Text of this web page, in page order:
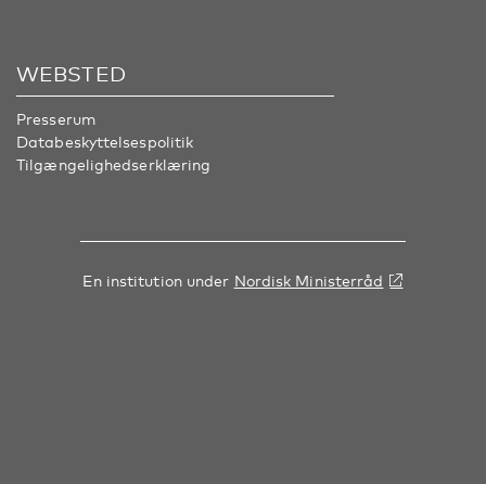
WEBSTED
Presserum
Databeskyttelsespolitik
Tilgængelighedserklæring
En institution under Nordisk Ministerråd